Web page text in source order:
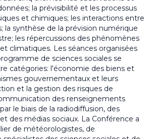
la prévisibilité et les processus
et chimiques; les interactions entre
la synthèse de la prévision numérique
les répercussions des phénomènes
climatiques. Les séances organisées
de sciences sociales se
catégories: l'économie des biens et
gouvernementaux et leurs
et la gestion des risques de
des renseignements
le biais de la radiodiffusion, des
des médias sociaux. La Conférence a
de météorologistes, de